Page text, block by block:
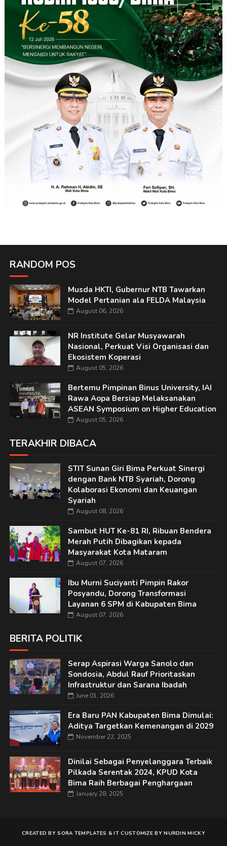
RANDOM POS
Musda HKTI, Gubernur NTB Tawarkan
Model Pertanian ala FELDA Malaysia
August 06, 2026
NR Institute Gelar Musyawarah
Nasional, Perkuat Visi Organisasi dan
Ekosistem Koperasi
August 05, 2026
Bertemu Pimpinan Binus University, IAI
Rawa Aopa Bersiap Melaksanakan
ASEAN Symposium on Higher Education
August 05, 2026
TERAKHIR DIBACA
STIT Sunan Giri Bima Perkuat Sinergi
dengan Bank NTB Syariah, Dorong
Kolaborasi Ekonomi dan Keuangan
Syariah
August 08, 2026
Sambut HUT Ke-81 RI, Ribuan Bendera
Merah Putih Dibagikan kepada
Masyarakat Kota Mataram
August 07, 2026
Ibu Murni Suciyanti Pimpin Rakor
Posyandu, Dorong Transformasi
Layanan 6 SPM di Kabupaten Bima
August 07, 2026
BERITA POLITIK
Serap Aspirasi Warga Sanolo dan
Sondosia, Abdul Rauf Prioritaskan
Infrastruktur dan Sarana Ibadah
June 01, 2026
Era Baru PAN Kabupaten Bima Dimulai:
Aditya Targetkan Kemenangan di 2029
November 22, 2025
Dinilai Sebagai Penyelanggara Terbaik
Pilkada Serentak 2024, KPUD Kota
Bima Raih Berbagai Penghargaan
January 28, 2025
CREATED BYSORA TEMPLATES &IT CUSTOMIZE BYNURDIN MICKY